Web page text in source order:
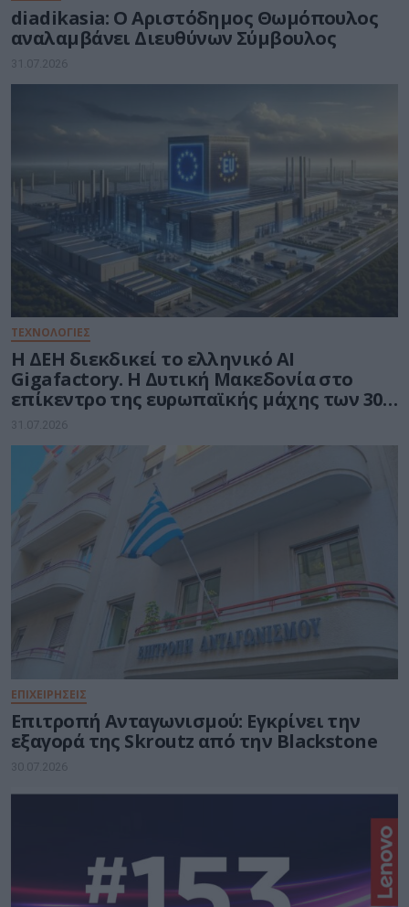
diadikasia: Ο Αριστόδημος Θωμόπουλος
αναλαμβάνει Διευθύνων Σύμβουλος
31.07.2026
ΤΕΧΝΟΛΟΓΙΕΣ
Η ΔΕΗ διεκδικεί το ελληνικό AI
Gigafactory. Η Δυτική Μακεδονία στο
επίκεντρο της ευρωπαϊκής μάχης των 30
δισ. ευρώ για την Τεχνητή Νοημοσύνη
31.07.2026
ΕΠΙΧΕΙΡΗΣΕΙΣ
Επιτροπή Ανταγωνισμού: Εγκρίνει την
εξαγορά της Skroutz από την Blackstone
30.07.2026